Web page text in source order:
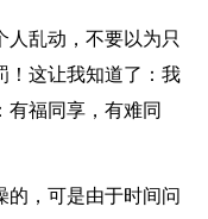
人乱动，不要以为只
！这让我知道了：我
有福同享，有难同
的，可是由于时间问